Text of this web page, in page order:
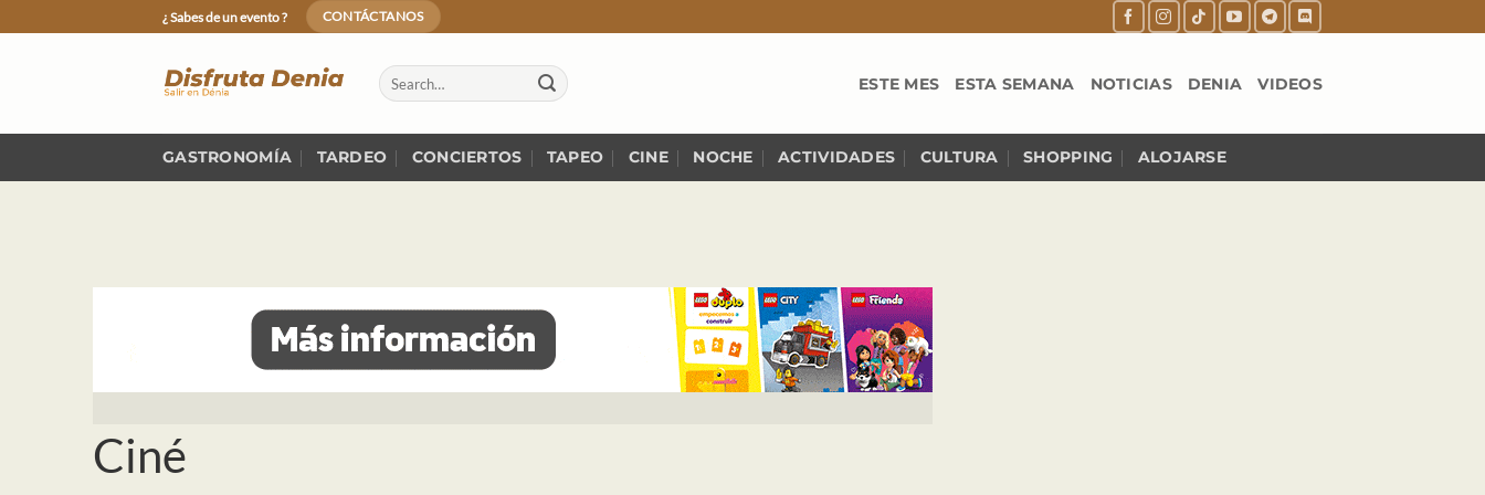
to
¿ Sabes de un evento ? CONTÁCTANOS
ESTE MES ESTA SEMANA NOTICIAS DENIA VIDEOS
GASTRONOMÍA TARDEO CONCIERTOS TAPEO CINE NOCHE ACTIVIDADES CULTURA SHOPPING ALOJARSE
Ciné